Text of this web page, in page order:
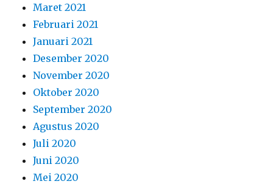
Maret 2021
Februari 2021
Januari 2021
Desember 2020
November 2020
Oktober 2020
September 2020
Agustus 2020
Juli 2020
Juni 2020
Mei 2020